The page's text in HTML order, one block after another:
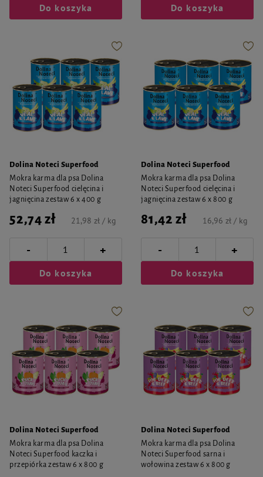
Do koszyka Do koszyka
Dolina Noteci Superfood
Mokra karma dla psa Dolina
Noteci Superfood cielęcina i
jagnięcina zestaw 6 x 400 g
52,74 zł 21,98 zł / kg
- +
Do koszyka
Dolina Noteci Superfood
Mokra karma dla psa Dolina
Noteci Superfood cielęcina i
jagnięcina zestaw 6 x 800 g
81,42 zł 16,96 zł / kg
- +
Do koszyka
Dolina Noteci Superfood
Mokra karma dla psa Dolina
Noteci Superfood kaczka i
przepiórka zestaw 6 x 800 g
Dolina Noteci Superfood
Mokra karma dla psa Dolina
Noteci Superfood sarna i
wołowina zestaw 6 x 800 g